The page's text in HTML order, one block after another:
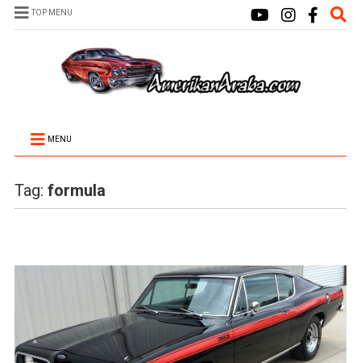
TOP MENU
MENU
Tag: formula